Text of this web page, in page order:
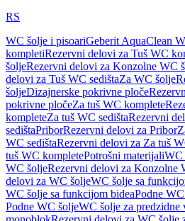
RS
WC šolje i pisoariGeberit AquaClean
kompletiRezervni delovi za Tuš WC
šoljeRezervni delovi za Konzolne WC
delovi za Tuš WC sedištaZa WC šolje
šoljeDizajnerske pokrivne ploče
pokrivne pločeZa tuš WC komplete
kompleteZa tuš WC sedištaRezervni
sedištaPriborRezervni delovi za Pribor
WC sedištaRezervni delovi za Za tuš
tuš WC kompletePotrošni materijaliWC
WC šoljeRezervni delovi za Konzolne
delovi za WC šoljeWC šolje sa
WC šolje sa funkcijom bideaPodne
Podne WC šoljeWC šolje za predzidne